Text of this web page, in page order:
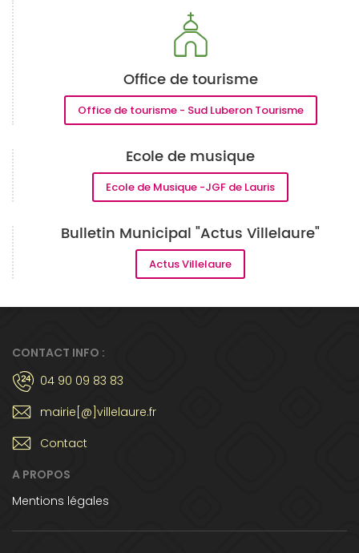
Office de tourisme
Office de tourisme - Sud Luberon Tourisme
Ecole de musique
Ecole de Musique -JGF de Lauris
Bulletin Municipal "Actus Villelaure"
Actus Villelaure
CONTACT INFO :
04 90 09 83 83
mairie[@]villelaure.fr
Contact
A PROPOS
Mentions légales